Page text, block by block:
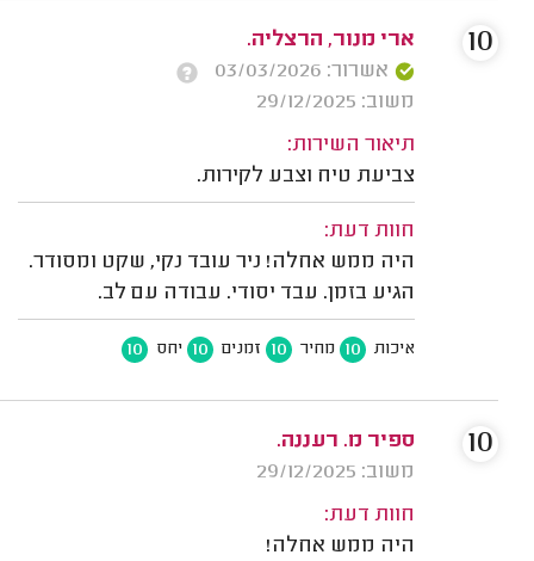
ארי מנור, הרצליה.
אשרור: 03/03/2026
משוב: 29/12/2025
תיאור השירות:
צביעת טיח וצבע לקירות.
חוות דעת:
היה ממש אחלה! ניר עובד נקי, שקט ומסודר.
הגיע בזמן. עבד יסודי. עבודה עם לב.
איכות 10 מחיר 10 זמנים 10 יחס 10
10
ספיר מ. רעננה.
משוב: 29/12/2025
חוות דעת:
היה ממש אחלה!
10